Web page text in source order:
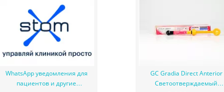
WhatsApp уведомления для
пациентов и другие
GC Gradia Direct Anterior
Светоотверждаемый